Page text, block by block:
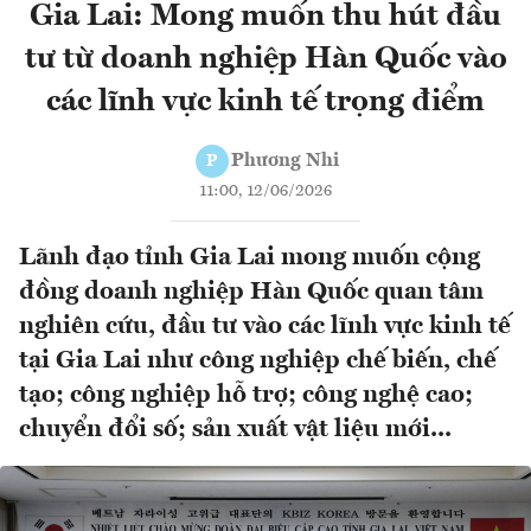
Gia Lai: Mong muốn thu hút đầu
tư từ doanh nghiệp Hàn Quốc vào
các lĩnh vực kinh tế trọng điểm
P Phương Nhi
11:00, 12/06/2026
Lãnh đạo tỉnh Gia Lai mong muốn cộng
đồng doanh nghiệp Hàn Quốc quan tâm
nghiên cứu, đầu tư vào các lĩnh vực kinh tế
tại Gia Lai như công nghiệp chế biến, chế
tạo; công nghiệp hỗ trợ; công nghệ cao;
chuyển đổi số; sản xuất vật liệu mới...